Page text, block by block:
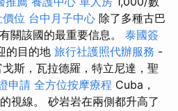
位 台中月子中心 除了多種古巴
關該國的最重要信息。 泰國簽
的目的地 旅行社護照代辦服務 -
斯，瓦拉德羅，特立尼達，聖
申請 全方位按摩療程 Cuba，
視線。 砂岩岩在兩側都升高了